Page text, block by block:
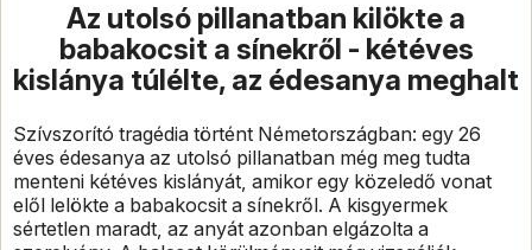
Az utolsó pillanatban kilökte a
babakocsit a sínekről - kétéves
kislánya túlélte, az édesanya meghalt
Szívszorító tragédia történt Németországban: egy 26
éves édesanya az utolsó pillanatban még meg tudta
menteni kétéves kislányát, amikor egy közeledő vonat
elől lelökte a babakocsit a sínekről. A kisgyermek
sértetlen maradt, az anyát azonban elgázolta a